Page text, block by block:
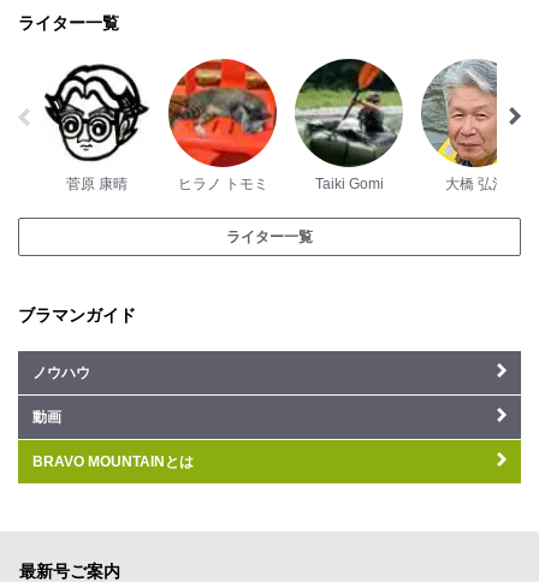
ライター一覧
菅原 康晴 ヒラノ トモミ Taiki Gomi 大橋 弘治
ライター一覧
ブラマンガイド
ノウハウ
動画
BRAVO MOUNTAINとは
最新号ご案内